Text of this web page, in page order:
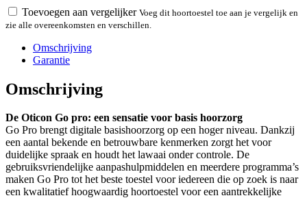
Toevoegen aan vergelijker Voeg dit hoortoestel toe aan je vergelijk en
zie alle overeenkomsten en verschillen.
Omschrijving
Garantie
Omschrijving
De Oticon Go pro: een sensatie voor basis hoorzorg
Go Pro brengt digitale basishoorzorg op een hoger niveau. Dankzij
een aantal bekende en betrouwbare kenmerken zorgt het voor
duidelijke spraak en houdt het lawaai onder controle. De
gebruiksvriendelijke aanpashulpmiddelen en meerdere programma’s
maken Go Pro tot het beste toestel voor iedereen die op zoek is naar
een kwalitatief hoogwaardig hoortoestel voor een aantrekkelijke